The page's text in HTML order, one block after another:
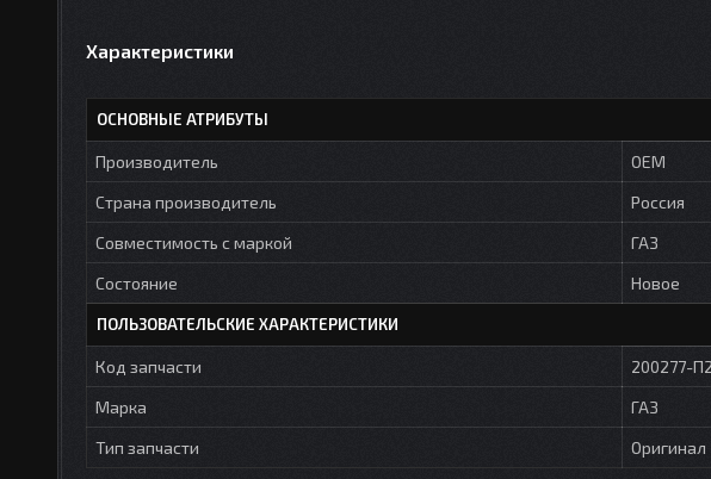
Характеристики
ОСНОВНЫЕ АТРИБУТЫ
Производитель
OEM
Страна производитель
Россия
Совместимость с маркой
ГАЗ
Состояние
Новое
ПОЛЬЗОВАТЕЛЬСКИЕ ХАРАКТЕРИСТИКИ
Код запчасти
200277-
Марка
ГАЗ
Тип запчасти
Оригинал